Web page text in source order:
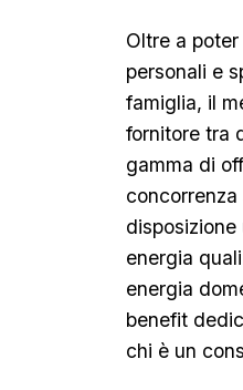
Oltre a
personali e
famiglia, il
fornitore tra
gamma di
energia
energia
benefit
chi è un